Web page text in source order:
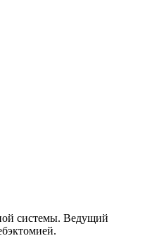
системы. Ведущий